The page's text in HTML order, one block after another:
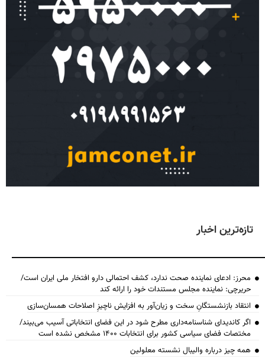
تازه‌ترین اخبار
محرز: ادعای نماینده صحت ندارد، کشف احتمالی دارو افتخار ملی ایران است/
حریرچی: نماینده مجلس مستندات خود را ارائه کند
انتقاد بازنشستگانِ سخت و زیان‌آور به افزایش ناچیزِ اصلاحات همسان‌سازی
اگر کاندیدای شناسنامه‌‎داری مطرح شود در این فضای انتخاباتی آسیب می‌بیند/
مختصات فضای سیاسی کشور برای انتخابات ۱۴۰۰ مشخص نشده است
همه چیز درباره والیبال نشسته معلولین